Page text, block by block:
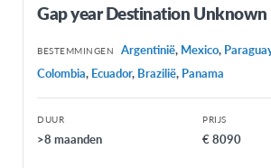
Letland
Litouwen
Noorwegen
Oostenrijk
Gap year Destination Unknown
BESTEMMINGEN Argentinië, Mexico,
Colombia, Ecuador, Brazilië, Panama
DUUR
>8 maanden
PRIJS
€ 8090